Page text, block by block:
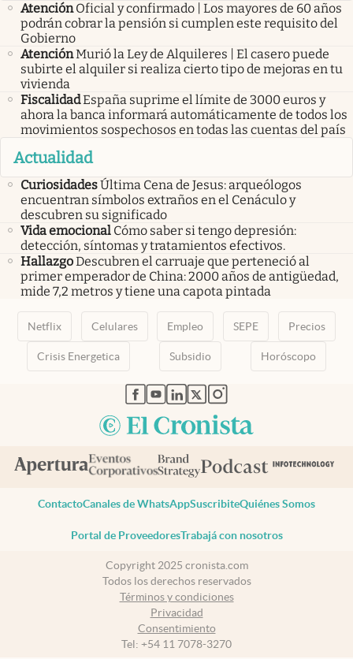
Atención Oficial y confirmado | Los mayores de 60 años
podrán cobrar la pensión si cumplen este requisito del
Gobierno
AtenciónMurió la Ley de Alquileres | El casero puede
subirte el alquiler si realiza cierto tipo de mejoras en tu
vivienda
FiscalidadEspaña suprime el límite de 3000 euros y
ahora la banca informará automáticamente de todos los
movimientos sospechosos en todas las cuentas del país
Actualidad
CuriosidadesÚltima Cena de Jesus: arqueólogos
encuentran símbolos extraños en el Cenáculo y
descubren su significado
Vida emocional Cómo saber si tengo depresión:
detección, síntomas y tratamientos efectivos.
HallazgoDescubren el carruaje que perteneció al
primer emperador de China: 2000 años de antigüedad,
mide 7,2 metros y tiene una capota pintada
Netflix Celulares Empleo SEPE Precios
Crisis Energetica Subsidio Horóscopo
abre en nueva pestaña
abre en nueva pestaña
abre en nueva pestaña
abre en nueva pestaña
abre en nueva pestaña
ContactoCanales de WhatsAppSuscribiteQuiénes Somos
Portal de ProveedoresTrabajá con nosotros
Copyright 2025 cronista.com
Todos los derechos reservados
Términos y condiciones
Privacidad
Consentimiento
Tel: +54 11 7078-3270